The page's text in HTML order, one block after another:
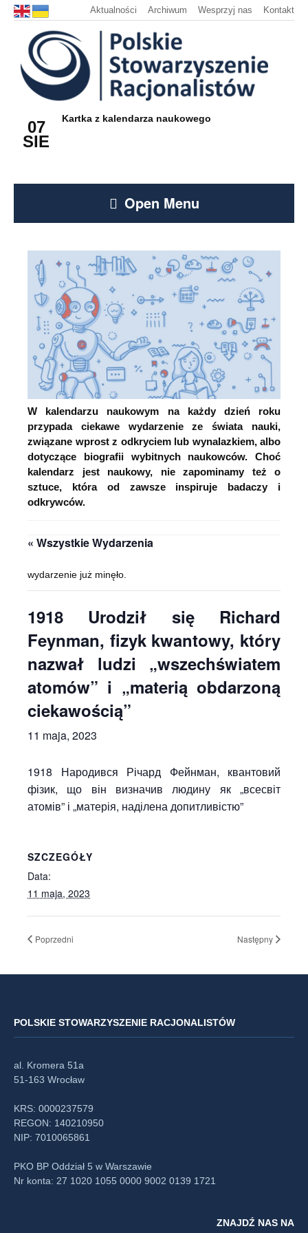
Aktualności Archiwum Wesprzyj nas Kontakt
07
SIE
Kartka z kalendarza naukowego
Open Menu
W kalendarzu naukowym na każdy dzień roku
przypada ciekawe wydarzenie ze świata nauki,
związane wprost z odkryciem lub wynalazkiem, albo
dotyczące biografii wybitnych naukowców. Choć
kalendarz jest naukowy, nie zapominamy też o
sztuce, która od zawsze inspiruje badaczy i
odkrywców.
« Wszystkie Wydarzenia
wydarzenie już minęło.
1918 Urodził się Richard
Feynman, fizyk kwantowy, który
nazwał ludzi „wszechświatem
atomów” i „materią obdarzoną
ciekawością”
11 maja, 2023
1918 Народився Річард Фейнман, квантовий
фізик, що він визначив людину як „всесвіт
атомів” і „матерія, наділена допитливістю”
SZCZEGÓŁY
Data:
11 maja, 2023
Poprzedni Następny
POLSKIE STOWARZYSZENIE RACJONALISTÓW
al. Kromera 51a
51-163 Wrocław
KRS: 0000237579
REGON: 140210950
NIP: 7010065861
PKO BP Oddział 5 w Warszawie
Nr konta: 27 1020 1055 0000 9002 0139 1721
ZNAJDŹ NAS NA